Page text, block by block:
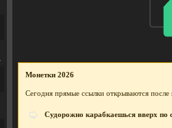
Монетки 2026
Сегодня прямые ссылки открываются после
Судорожно карабкаешься вверх по